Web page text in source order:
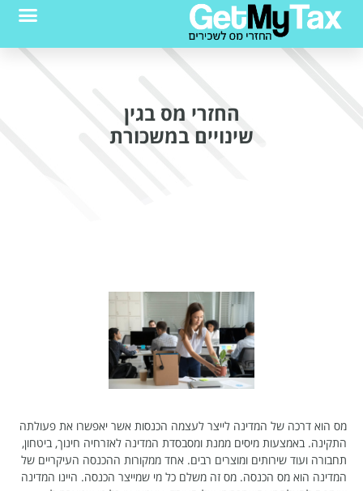
החזרי מס בגין
שינויים במשכורת
מס הוא דרכה של המדינה לייצר לעצמה הכנסות אשר יאפשרו את פעולתה
התקינה. באמצעות מיסים ממנת ומסבסדת המדינה לאזרחיה חינוך, ביטחון,
תחבורה ועוד שירותים ומוצרים רבים. אחד ממקורות ההכנסה העיקריים של
המדינה הוא מס הכנסה. מס זה משלם כל מי שמייצר הכנסה. היינו המדינה